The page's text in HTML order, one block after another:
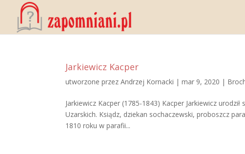
Jarkiewicz Kacper
utworzone przezAndrzej Kornacki |mar 9, 2020 |
Jarkiewicz Kacper (1785-1843) Kacper Jarkiewicz
Uzarskich. Ksiądz, dziekan sochaczewski, proboszcz
1810 roku w parafii...